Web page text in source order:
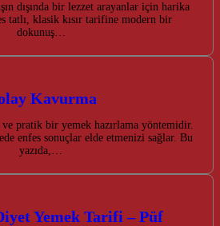
dışında bir lezzet arayanlar için harika
tatlı, klasik kısır tarifine modern bir
dokunuş…
Kavurma
pratik bir yemek hazırlama yöntemidir.
enfes sonuçlar elde etmenizi sağlar. Bu
yazıda,…
Yemek Tarifi – Püf